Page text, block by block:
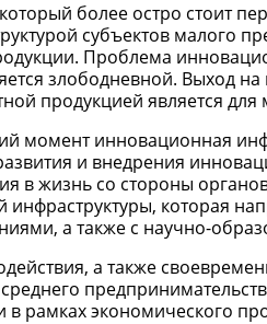
более остро стоит
субъектов малого
Проблема
злободневной. Выход
продукцией является
момент инновационная
и внедрения
в жизнь со стороны
которая
а также с научно-
а также
рамках экономического